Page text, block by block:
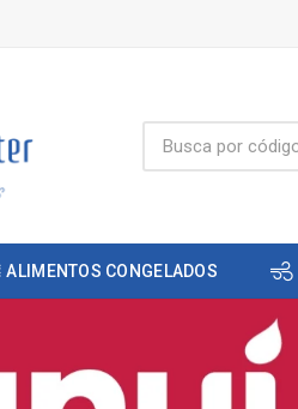
ALIMENTOS CONGELADOS